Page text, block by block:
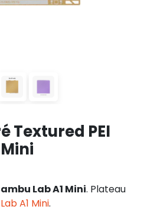
Textured PEI
Lab A1 Mini. Plateau
A1 Mini.